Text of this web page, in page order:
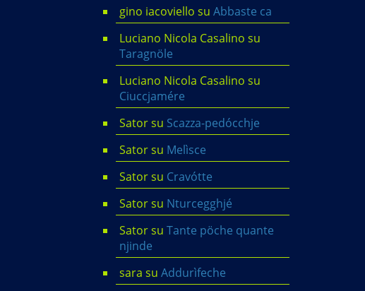
gino iacoviello su Abbaste ca
Luciano Nicola Casalino su
Taragnöle
Luciano Nicola Casalino su
Ciuccjamére
Satorsu Scazza-pedócchje
Satorsu Melìsce
Satorsu Cravótte
Satorsu Nturcegghjé
Satorsu Tante pöche quante
njinde
sara su Addurìfeche